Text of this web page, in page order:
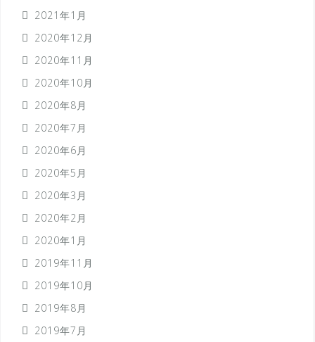
2021年1月
2020年12月
2020年11月
2020年10月
2020年8月
2020年7月
2020年6月
2020年5月
2020年3月
2020年2月
2020年1月
2019年11月
2019年10月
2019年8月
2019年7月